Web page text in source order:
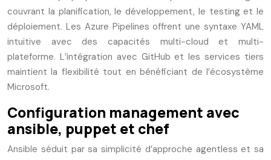
couvrant la planification, le développement, le testing et le
déploiement. Les Azure Pipelines offrent une syntaxe YAML
intuitive avec des capacités multi-cloud et multi-
plateforme. L’intégration avec GitHub et les services tiers
maintient la flexibilité tout en bénéficiant de l’écosystème
Microsoft.
Configuration management avec
ansible, puppet et chef
Ansible séduit par sa simplicité d’approche agentless et sa